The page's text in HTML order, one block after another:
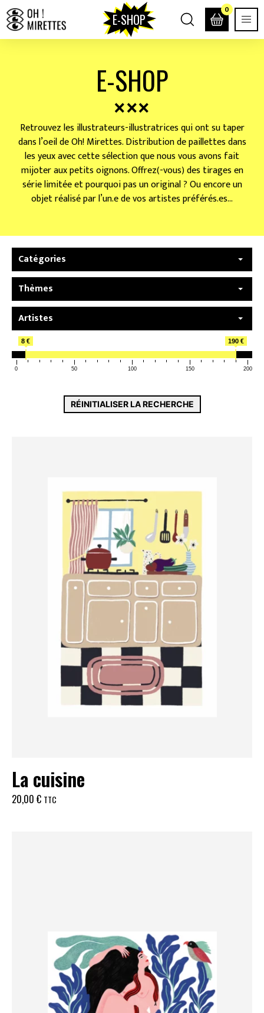
E-SHOP
0
E-SHOP
Retrouvez les illustrateurs-illustratrices qui ont su taper
dans l’oeil de Oh! Mirettes. Distribution de paillettes dans
les yeux avec cette sélection que nous vous avons fait
mijoter aux petits oignons. Offrez(-vous) des tirages en
série limitée et pourquoi pas un original ? Ou encore un
objet réalisé par l’un.e de vos artistes préférés.es…
Catégories
Thèmes
Artistes
8 € 190 €
0 50 100 150 200
RÉINITIALISER LA RECHERCHE
La cuisine
20,00 € TTC